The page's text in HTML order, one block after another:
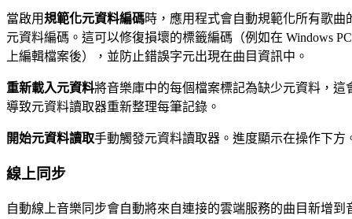
當啟用規範化元資料編碼時，應用程式會自動規範化所有歌曲
元資料編碼。這可以修復損壞的標籤編碼（例如在 Windows PC
上編輯檔案後），並防止錯誤字元出現在曲目資訊中。
重新載入元資料將音樂庫中的每個檔案標記為缺少元資料，這
導致元資料讀取器重新整理每筆記錄。
開始元資料讀取手動觸發元資料讀取器。進度顯示在操作下方
線上同步
自動線上音樂同步會自動將來自連接的雲端服務的曲目新增到